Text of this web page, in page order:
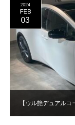
【ウル艶デュアル
2024
FEB
03